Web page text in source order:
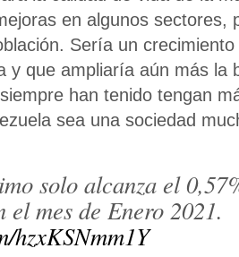
en algunos sectores,
Sería un
y que ampliaría aún más la
han tenido tengan
sea una sociedad
solo alcanza el
mes de Enero 2021.
hzxKSNmm1Y